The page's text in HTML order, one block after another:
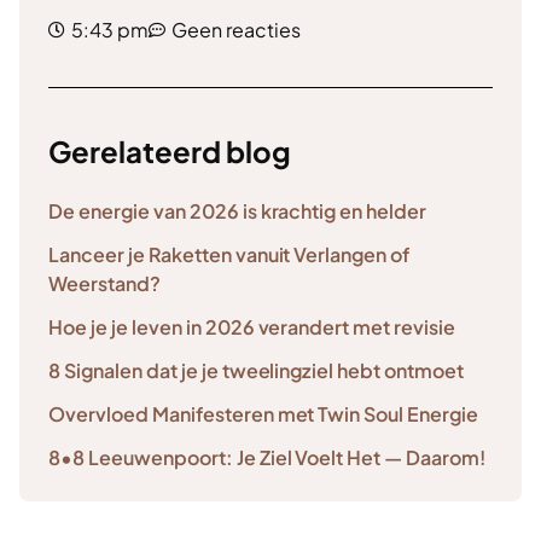
5:43 pm Geen reacties
Gerelateerd blog
De energie van 2026 is krachtig en helder
Lanceer je Raketten vanuit Verlangen of
Weerstand?
Hoe je je leven in 2026 verandert met revisie
8 Signalen dat je je tweelingziel hebt ontmoet
Overvloed Manifesteren met Twin Soul Energie
8•8 Leeuwenpoort: Je Ziel Voelt Het — Daarom!